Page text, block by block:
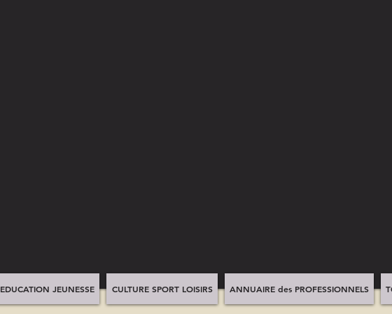
EDUCATION JEUNESSE CULTURE SPORT LOISIRS ANNUAIRE des PROFESSIONNELS